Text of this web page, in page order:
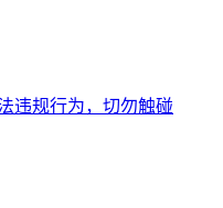
违规行为，切勿触碰